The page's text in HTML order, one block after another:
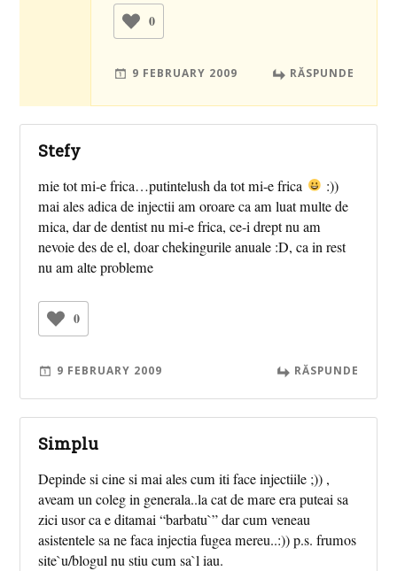
0
9 FEBRUARY 2009 RĂSPUNDE
Stefy
mie tot mi-e frica…putintelush da tot mi-e frica
:))
mai ales adica de injectii am oroare ca am luat multe de
mica, dar de dentist nu mi-e frica, ce-i drept nu am
nevoie des de el, doar chekingurile anuale :D, ca in rest
nu am alte probleme
0
9 FEBRUARY 2009 RĂSPUNDE
Simplu
Depinde si cine si mai ales cum iti face injectiile ;)) ,
aveam un coleg in generala..la cat de mare era puteai sa
zici usor ca e ditamai “barbatu`” dar cum veneau
asistentele sa ne faca injectia fugea mereu..:)) p.s. frumos
site`u/blogul nu stiu cum sa`l iau.